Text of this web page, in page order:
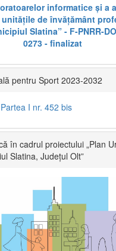
informatice și a
de învățământ
Slatina” - F-PNRR-
0273 - finalizat
pentru Sport 2023-2032
I nr. 452 bis
în cadrul proiectului „Plan
Slatina, Județul Olt”